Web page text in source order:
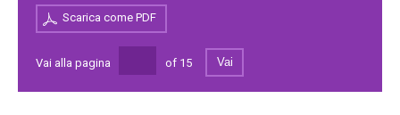
Scarica come PDF
Vai alla pagina of 15 Vai